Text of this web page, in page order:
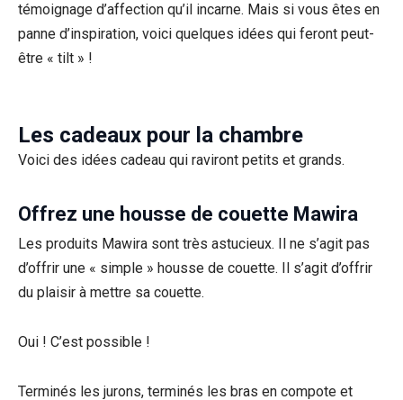
témoignage d’affection qu’il incarne. Mais si vous êtes en
panne d’inspiration, voici quelques idées qui feront peut-
être « tilt » !
Les cadeaux pour la chambre
Voici des idées cadeau qui raviront petits et grands.
Offrez une housse de couette Mawira
Les produits Mawira sont très astucieux. Il ne s’agit pas
d’offrir une « simple » housse de couette. Il s’agit d’offrir
du plaisir à mettre sa couette.
Oui ! C’est possible !
Terminés les jurons, terminés les bras en compote et